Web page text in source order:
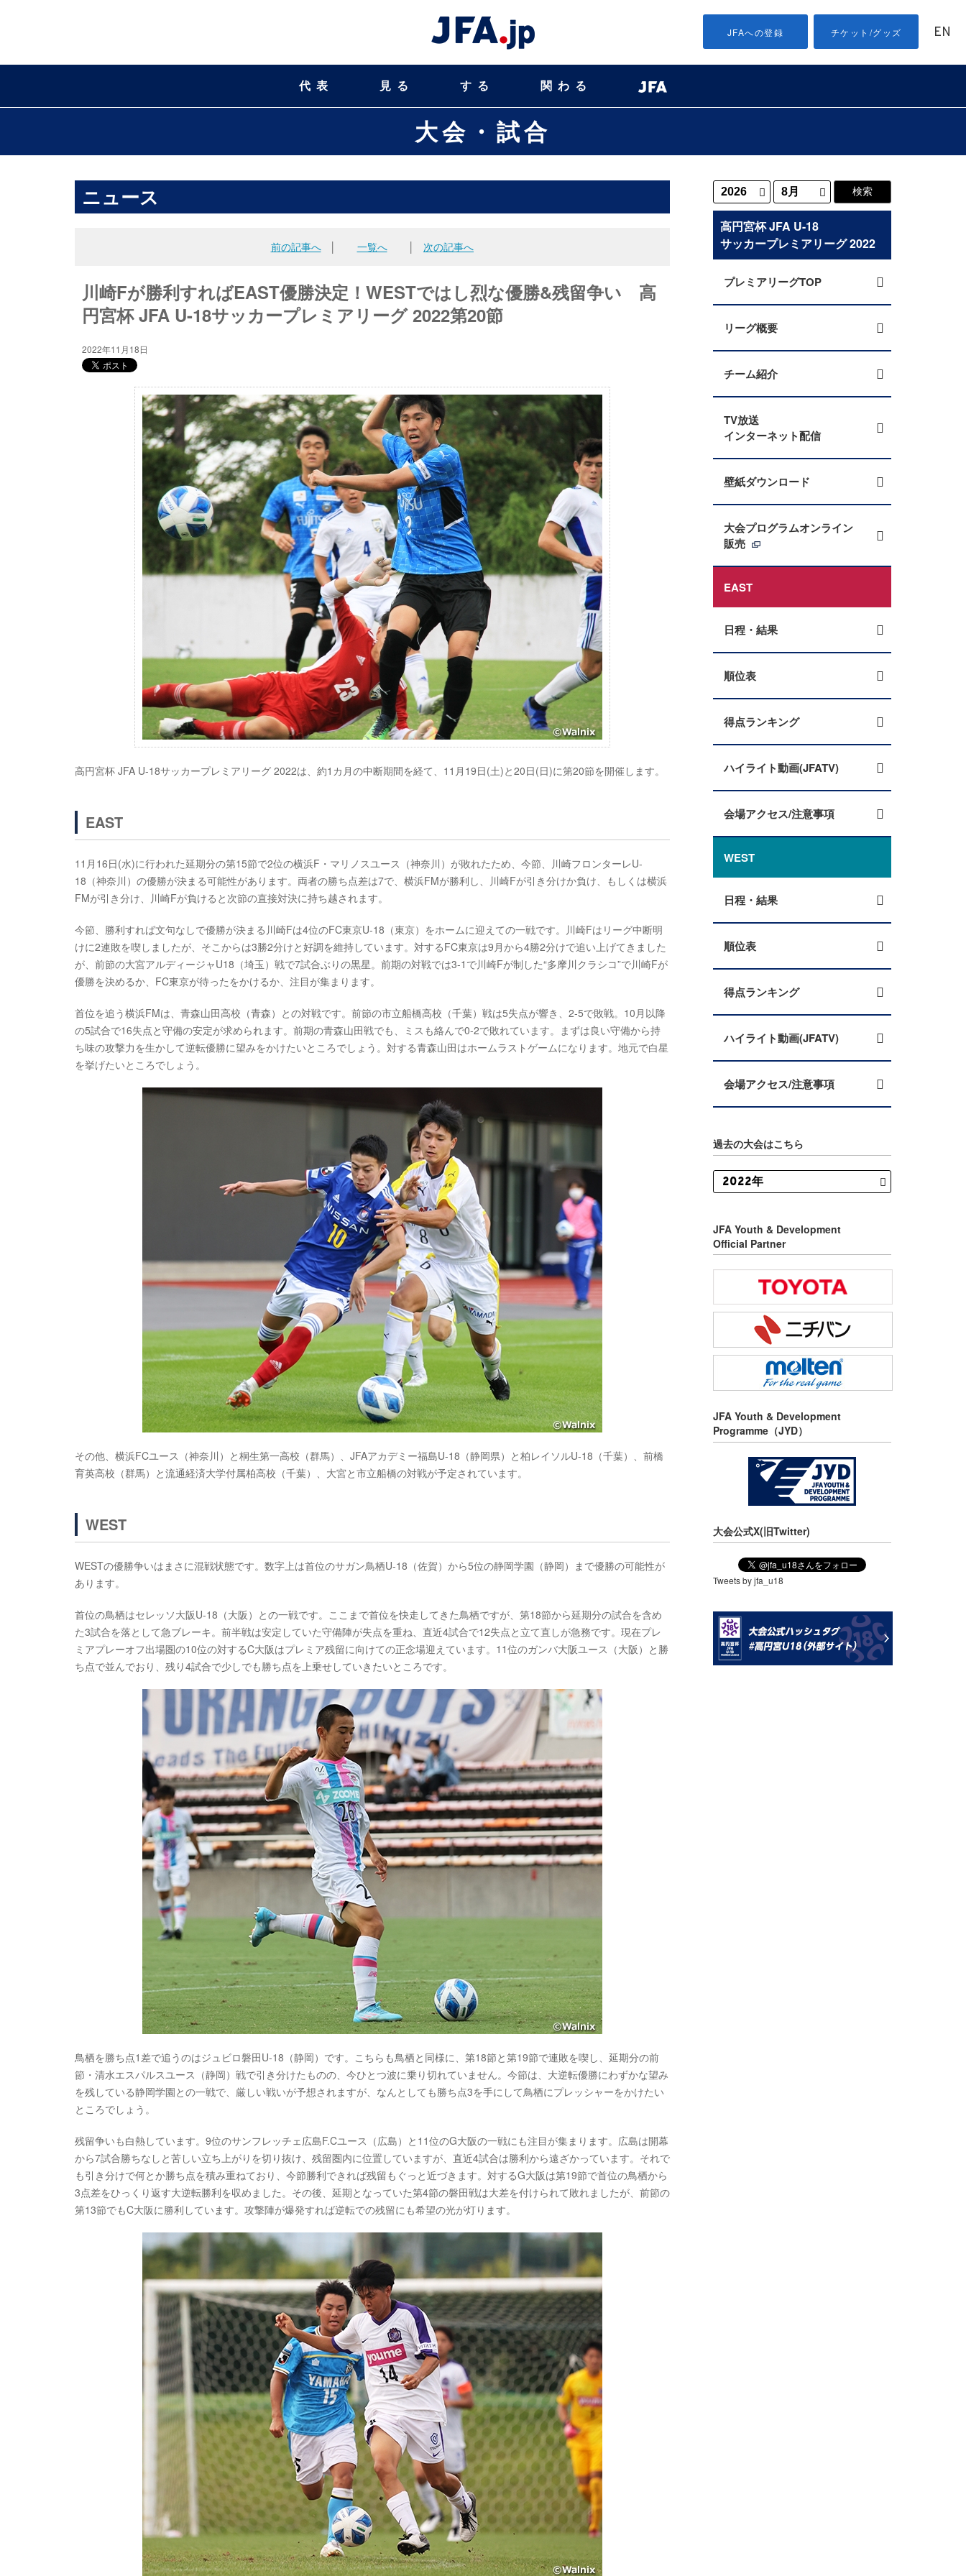
JFAへの登録 チケット/グッズ EN
代表 見る する 関わる
大会・試合
ニュース
前の記事へ│ 一覧へ 次の記事へ
川崎Fが勝利すればEAST優勝決定！WESTではし烈な優勝&残留争い 高
円宮杯 JFA U-18サッカープレミアリーグ 2022第20節
2022年11月18日
高円宮杯 JFA U-18サッカープレミアリーグ 2022は、約1カ月の中断期間を経て、11月19日(土)と20日(日)に第20節を開催します。
EAST
11月16日(水)に行われた延期分の第15節で2位の横浜F・マリノスユース（神奈川）が敗れたため、今節、川崎フロンターレU-
18（神奈川）の優勝が決まる可能性があります。両者の勝ち点差は7で、横浜FMが勝利し、川崎Fが引き分けか負け、もしくは横浜
FMが引き分け、川崎Fが負けると次節の直接対決に持ち越されます。
今節、勝利すれば文句なしで優勝が決まる川崎Fは4位のFC東京U-18（東京）をホームに迎えての一戦です。川崎Fはリーグ中断明
けに2連敗を喫しましたが、そこからは3勝2分けと好調を維持しています。対するFC東京は9月から4勝2分けで追い上げてきました
が、前節の大宮アルディージャU18（埼玉）戦で7試合ぶりの黒星。前期の対戦では3-1で川崎Fが制した“多摩川クラシコ”で川崎Fが
優勝を決めるか、FC東京が待ったをかけるか、注目が集まります。
首位を追う横浜FMは、青森山田高校（青森）との対戦です。前節の市立船橋高校（千葉）戦は5失点が響き、2-5で敗戦。10月以降
の5試合で16失点と守備の安定が求められます。前期の青森山田戦でも、ミスも絡んで0-2で敗れています。まずは良い守備から持
ち味の攻撃力を生かして逆転優勝に望みをかけたいところでしょう。対する青森山田はホームラストゲームになります。地元で白星
を挙げたいところでしょう。
その他、横浜FCユース（神奈川）と桐生第一高校（群馬）、JFAアカデミー福島U-18（静岡県）と柏レイソルU-18（千葉）、前橋
育英高校（群馬）と流通経済大学付属柏高校（千葉）、大宮と市立船橋の対戦が予定されています。
WEST
WESTの優勝争いはまさに混戦状態です。数字上は首位のサガン鳥栖U-18（佐賀）から5位の静岡学園（静岡）まで優勝の可能性が
あります。
首位の鳥栖はセレッソ大阪U-18（大阪）との一戦です。ここまで首位を快走してきた鳥栖ですが、第18節から延期分の試合を含め
た3試合を落として急ブレーキ。前半戦は安定していた守備陣が失点を重ね、直近4試合で12失点と立て直しが急務です。現在プレ
ミアプレーオフ出場圏の10位の対するC大阪はプレミア残留に向けての正念場迎えています。11位のガンバ大阪ユース（大阪）と勝
ち点で並んでおり、残り4試合で少しでも勝ち点を上乗せしていきたいところです。
鳥栖を勝ち点1差で追うのはジュビロ磐田U-18（静岡）です。こちらも鳥栖と同様に、第18節と第19節で連敗を喫し、延期分の前
節・清水エスパルスユース（静岡）戦で引き分けたものの、今ひとつ波に乗り切れていません。今節は、大逆転優勝にわずかな望み
を残している静岡学園との一戦で、厳しい戦いが予想されますが、なんとしても勝ち点3を手にして鳥栖にプレッシャーをかけたい
ところでしょう。
残留争いも白熱しています。9位のサンフレッチェ広島F.Cユース（広島）と11位のG大阪の一戦にも注目が集まります。広島は開幕
から7試合勝ちなしと苦しい立ち上がりを切り抜け、残留圏内に位置していますが、直近4試合は勝利から遠ざかっています。それで
も引き分けで何とか勝ち点を積み重ねており、今節勝利できれば残留もぐっと近づきます。対するG大阪は第19節で首位の鳥栖から
3点差をひっくり返す大逆転勝利を収めました。その後、延期となっていた第4節の磐田戦は大差を付けられて敗れましたが、前節の
第13節でもC大阪に勝利しています。攻撃陣が爆発すれば逆転での残留にも希望の光が灯ります。
高円宮杯 JFA U-18
サッカープレミアリーグ 2022
プレミアリーグTOP
リーグ概要
チーム紹介
TV放送
インターネット配信
壁紙ダウンロード
大会プログラムオンライン
販売
EAST
日程・結果
順位表
得点ランキング
ハイライト動画(JFATV)
会場アクセス/注意事項
WEST
日程・結果
順位表
得点ランキング
ハイライト動画(JFATV)
会場アクセス/注意事項
過去の大会はこちら
JFA Youth & Development
Official Partner
JFA Youth & Development
Programme（JYD）
大会公式X(旧Twitter)
Tweets by jfa_u18